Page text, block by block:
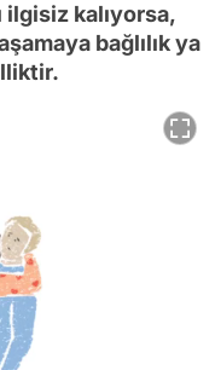
ilgisiz kalıyorsa,
bağlılık ya